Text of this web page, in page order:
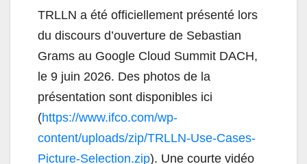
TRLLN a été officiellement présenté lors
du discours d’ouverture de Sebastian
Grams au Google Cloud Summit DACH,
le 9 juin 2026. Des photos de la
présentation sont disponibles ici
(https://www.ifco.com/wp-
content/uploads/zip/TRLLN-Use-Cases-
Picture-Selection.zip). Une courte vidéo